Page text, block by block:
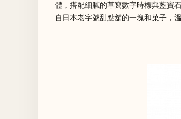
體，搭配細膩的草寫數字時標與藍寶
自日本老字號甜點舖的一塊和菓子，